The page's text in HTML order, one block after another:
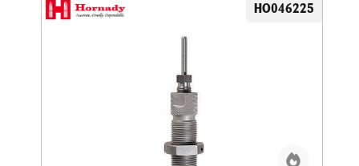
HO046225